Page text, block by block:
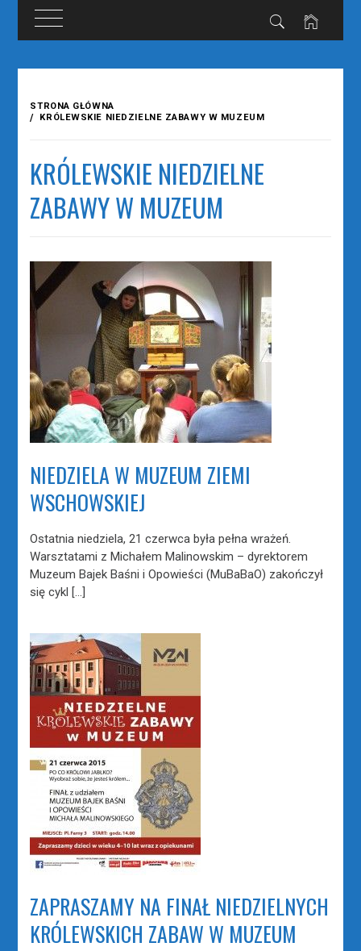
treści
STRONA GŁÓWNA
KRÓLEWSKIE NIEDZIELNE ZABAWY W MUZEUM
KRÓLEWSKIE NIEDZIELNE
ZABAWY W MUZEUM
NIEDZIELA W MUZEUM ZIEMI
WSCHOWSKIEJ
Ostatnia niedziela, 21 czerwca była pełna wrażeń.
Warsztatami z Michałem Malinowskim – dyrektorem
Muzeum Bajek Baśni i Opowieści (MuBaBaO) zakończył
się cykl […]
ZAPRASZAMY NA FINAŁ NIEDZIELNYCH
KRÓLEWSKICH ZABAW W MUZEUM